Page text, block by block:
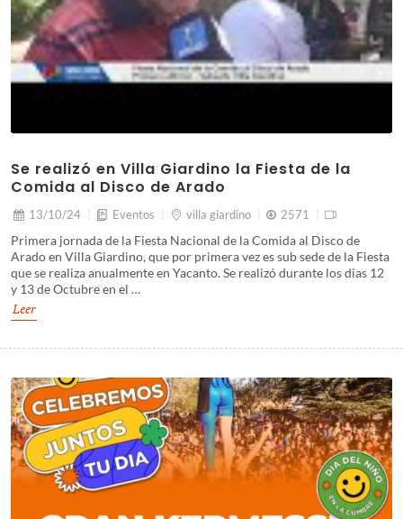
Se realizó en Villa Giardino la Fiesta de la
Comida al Disco de Arado
13/10/24 Eventos villa giardino 2571
Primera jornada de la Fiesta Nacional de la Comida al Disco de
Arado en Villa Giardino, que por primera vez es sub sede de la Fiesta
que se realiza anualmente en Yacanto. Se realizó durante los dias 12
y 13 de Octubre en el …
Leer